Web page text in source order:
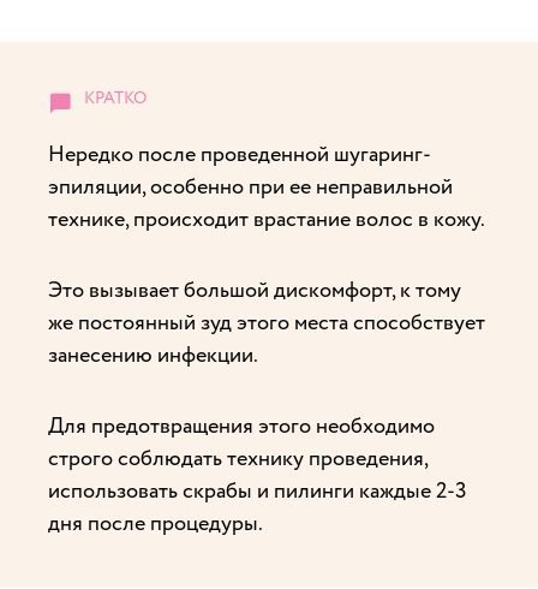
Нередко после проведенной шугаринг-
эпиляции, особенно при ее неправильной
технике, происходит врастание волос в кожу.
Это вызывает большой дискомфорт, к тому
же постоянный зуд этого места способствует
занесению инфекции.
Для предотвращения этого необходимо
строго соблюдать технику проведения,
использовать скрабы и пилинги каждые 2-3
дня после процедуры.